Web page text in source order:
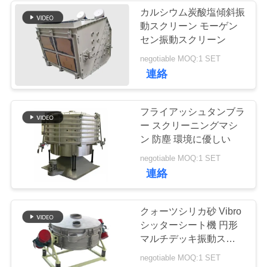
を
求
だ
さ
ターボスクリーン
空気分別機
23
テストシートシェ
イカー
カルシウム炭酸塩傾斜振
動スクリーン モーゲン
セン振動スクリーン
negotiable MOQ:1 SET
連絡
フライアッシュタンブラ
ー スクリーニングマシ
ン 防塵 環境に優しい
negotiable MOQ:1 SET
連絡
クォーツシリカ砂 Vibro
シッターシート機 円形
マルチデッキ振動スクリ
ーン
negotiable MOQ:1 SET